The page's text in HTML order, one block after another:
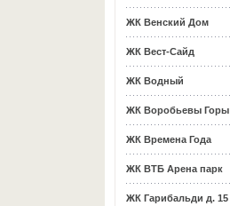
ЖК Венский Дом
ЖК Вест-Сайд
ЖК Водный
ЖК Воробьевы Горы
ЖК Времена Года
ЖК ВТБ Арена парк
ЖК Гарибальди д. 15